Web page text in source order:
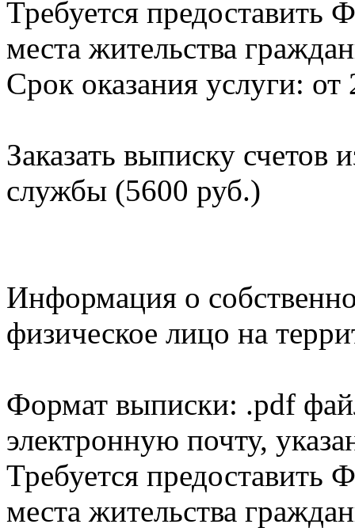
Требуется
места жительства
Срок оказания услуги: от
Заказать выписку счетов
службы (5600 руб.)
Информация о
физическое лицо на
Формат выписки: .pdf
электронную почту,
Требуется
места жительства